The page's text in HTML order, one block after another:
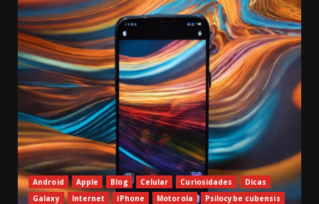
Android Apple Blog Celular Curiosidades
Dicas
Galaxy
Internet iPhone Motorola
Psilocybe cubensis